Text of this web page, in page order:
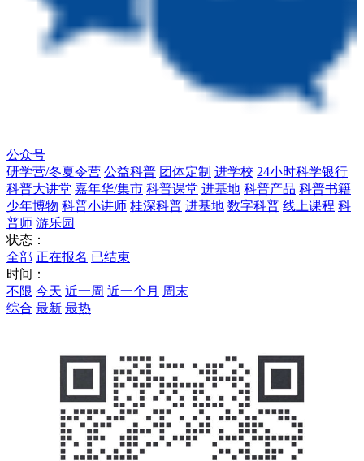
公众号
研学营/冬夏令营 公益科普 团体定制 进学校 24小时科学银行
科普大讲堂 嘉年华/集市 科普课堂 进基地 科普产品 科普书籍
少年博物 科普小讲师 桂深科普 进基地 数字科普 线上课程 科
普师 游乐园
状态：
全部 正在报名 已结束
时间：
不限 今天 近一周 近一个月 周末
综合 最新 最热